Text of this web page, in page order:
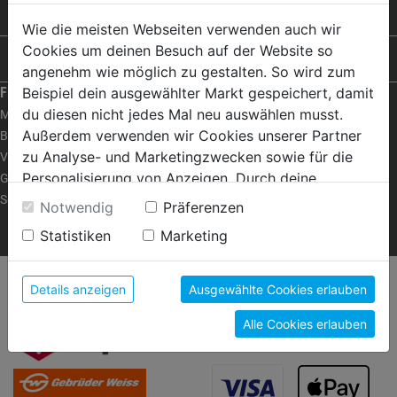
RAT & TAT
FRAGEN ZUM SHOP
Mein Konto
Bestellen | Bezahlen
Versand | Abholung
Garantie | Umtausch
Servicecenter
FRAGEN ZUM SHOP
VERSANDARTEN ZAHLUNGSARTEN
Wie die meisten Webseiten verwenden auch wir
Cookies um deinen Besuch auf der Website so
angenehm wie möglich zu gestalten. So wird zum
Beispiel dein ausgewählter Markt gespeichert, damit
du diesen nicht jedes Mal neu auswählen musst.
Außerdem verwenden wir Cookies unserer Partner
zu Analyse- und Marketingzwecken sowie für die
Personalisierung von Anzeigen. Durch deine
Einwilligung werden die Daten von Drittanbieter,
unter anderem auch in den USA, verarbeitet.
Durch Klick auf "Alle Cookies erlauben" stimmst du
der Verwendung aller Cookies zu. Unter "Details
anzeigen" findest du alle Infos zu den
unterschiedlichen Cookies, unter "Cookies
Konfigurieren" kannst du auswählen, welche Cookies
du zulassen möchtest und welche nicht.
Weitere Informationen findest du in unserer
Datenschutzerklärung
Notwendig
Präferenzen
Statistiken
Marketing
Details anzeigen Ausgewählte Cookies erlauben
Alle Cookies erlauben